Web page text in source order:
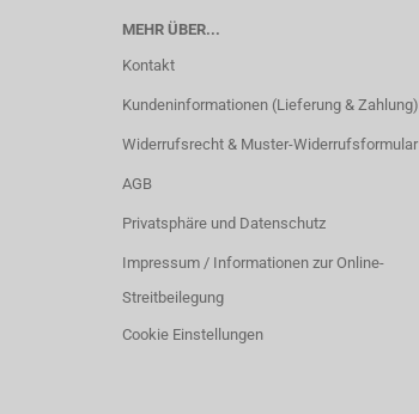
MEHR ÜBER...
Kontakt
Kundeninformationen (Lieferung & Zahlung)
Widerrufsrecht & Muster-Widerrufsformular
AGB
Privatsphäre und Datenschutz
Impressum / Informationen zur Online-
Streitbeilegung
Cookie Einstellungen